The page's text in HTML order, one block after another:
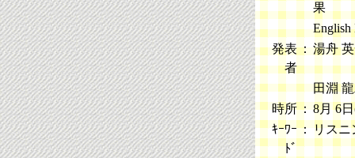
果
English
発表
者
：湯舟
田淵
時所：8月 6
ｷｰﾜｰ
ﾄﾞ
：リスニ